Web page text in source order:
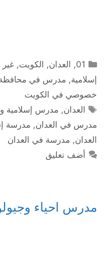
التصنيفات
01
, العدان, الكويت,
إسلامية, مدرس في محافظة
خصوصي في الكويت
الوسوم
العدان, مدرس إسلامية
مدرس في العدان, مدرسة
العدان, مدرسة في العدان
أضف تعليق
مدرس احياء